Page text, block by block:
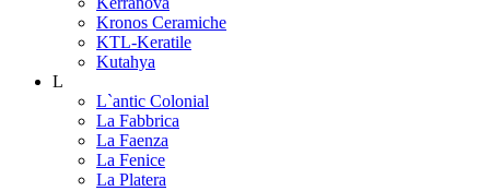
Kronos Ceramiche
KTL-Keratile
Kutahya
L
L`antic Colonial
La Fabbrica
La Faenza
La Fenice
La Platera